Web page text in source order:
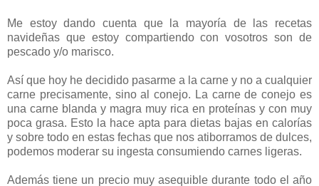
Me estoy dando cuenta que la mayoría de las recetas
navideñas que estoy compartiendo con vosotros son de
pescado y/o marisco.
Así que hoy he decidido pasarme a la carne y no a cualquier
carne precisamente, sino al conejo. La carne de conejo es
una carne blanda y magra muy rica en proteínas y con muy
poca grasa. Esto la hace apta para dietas bajas en calorías
y sobre todo en estas fechas que nos atiborramos de dulces,
podemos moderar su ingesta consumiendo carnes ligeras.
Además tiene un precio muy asequible durante todo el año